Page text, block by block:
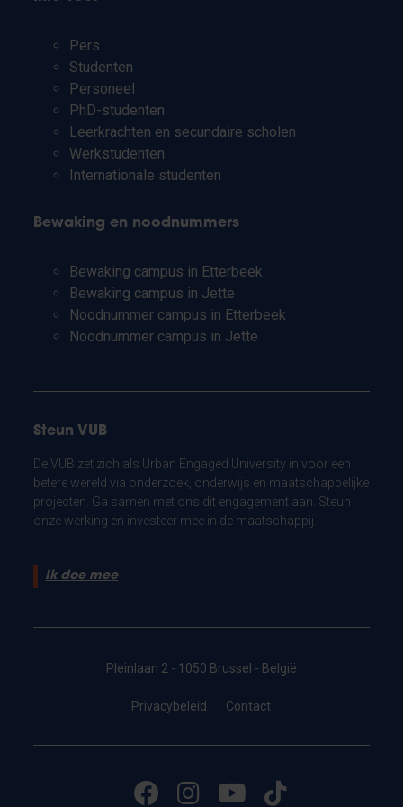
Pers
Studenten
Personeel
PhD-studenten
Leerkrachten en secundaire scholen
Werkstudenten
Internationale studenten
Bewaking en noodnummers
Bewaking campus in Etterbeek
Bewaking campus in Jette
Noodnummer campus in Etterbeek
Noodnummer campus in Jette
Steun VUB
De VUB zet zich als Urban Engaged University in voor een
betere wereld via onderzoek, onderwijs en maatschappelijke
projecten. Ga samen met ons dit engagement aan. Steun
onze werking en investeer mee in de maatschappij.
Ik doe mee
Pleinlaan 2 - 1050 Brussel - België
Privacybeleid Contact